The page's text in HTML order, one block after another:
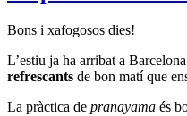
Bons i xafogosos dies!
L’estiu ja ha arribat a
refrescants de bon matí que
La pràctica de pranayama és